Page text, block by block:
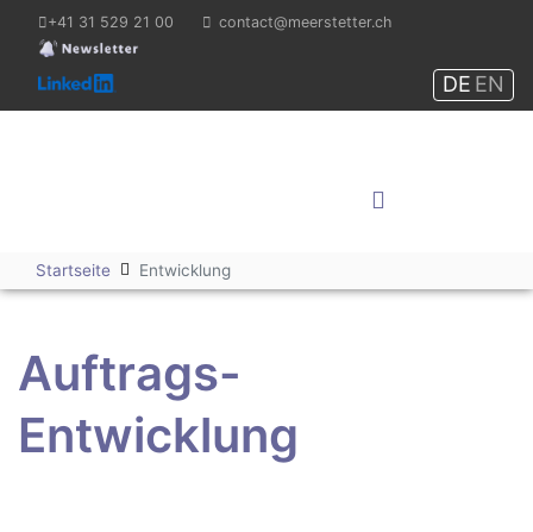
+41 31 529 21 00 contact@meerstetter.ch
DE EN
Startseite Entwicklung
Auftrags-
Entwicklung